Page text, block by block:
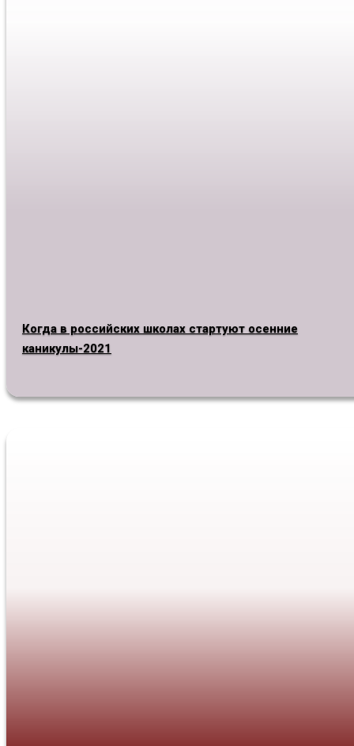
Когда в российских школах стартуют осенние
каникулы-2021